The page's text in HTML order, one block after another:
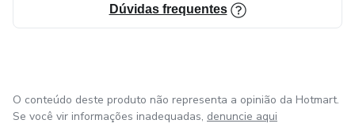
Dúvidas frequentes
O conteúdo deste produto não representa a opinião da Hotmart.
Se você vir informações inadequadas, denuncie aqui